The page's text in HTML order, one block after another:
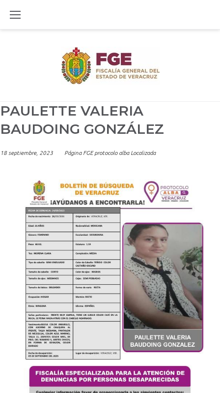
PAULETTE VALERIA
BAUDOING GONZÁLEZ
18 septiembre, 2023 Página FGE protocolo alba Localizada